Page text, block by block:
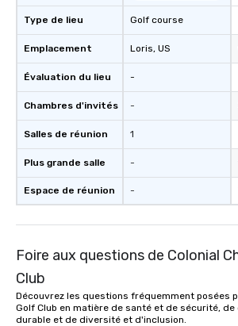
Type de lieu
Emplacement
Évaluation du lieu
Chambres d'invités
Salles de réunion
Plus grande salle
Espace de réunion
Golf course
Loris, US
-
-
1
-
-
Foire aux questions de Colonial
Club
Découvrez les questions fréquemment posées
Golf Club en matière de santé et de sécurité,
durable et de diversité et d'inclusion.